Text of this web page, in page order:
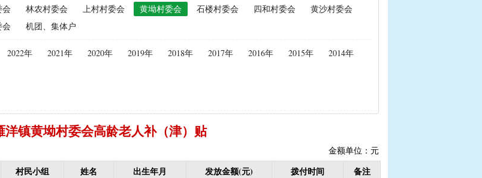
生猪规模化养殖场无害化处理补助
设项目计划表 | 农村部分计划生育家庭奖励
助 | 普通高中国家助学金 | 中等职业学校国家助学金
补助 | 建档立卡学生免学费补助（2019至2021年，已结束）
高中建档立卡和非建档立卡免学杂费补助”）
2016年至2021年，已结束）
大中型水库移民后期扶持资金
会 林农村委会 上村村委会 黄坳村委会 石楼村委会 四和村委会
黄沙村委会
会 机团、集体户
2022年 2021年 2020年 2019年 2018年 2017年 2016年 2015年
2014年
洋镇黄坳村委会高龄老人补（津）贴
金额单位：元
村民小组 姓名 出生年月 发放金额(元) 拨付时间 备注